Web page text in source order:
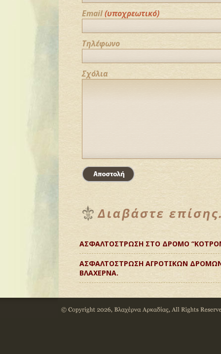
Email(υποχρεωτικό)
Τηλέφωνο
Σχόλια
ΑΣΦΑΛΤΟΣΤΡΩΣΗ ΣΤΟ ΔΡΟΜΟ
ΑΣΦΑΛΤΟΣΤΡΩΣΗ ΑΓΡΟΤΙΚΩΝ
ΒΛΑΧΕΡΝΑ.